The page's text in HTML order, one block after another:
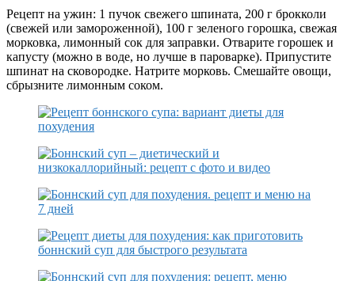
Рецепт на ужин: 1 пучок свежего шпината, 200 г брокколи
(свежей или замороженной), 100 г зеленого горошка, свежая
морковка, лимонный сок для заправки. Отварите горошек и
капусту (можно в воде, но лучше в пароварке). Припустите
шпинат на сковородке. Натрите морковь. Смешайте овощи,
сбрызните лимонным соком.